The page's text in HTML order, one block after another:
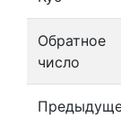
Обратное
число